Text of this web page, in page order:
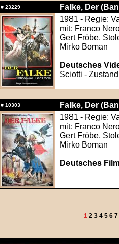
# 23229
Falke, Der
1981 - Regie:
mit: Franco
Gert Fröbe,
Mirko Boman
Deutsches
Sciotti -
# 10303
Falke, Der
1981 - Regie:
mit: Franco
Gert Fröbe,
Mirko Boman
Deutsches
1 2 3 4 5 6 7